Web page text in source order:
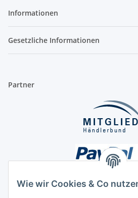
Wie wir Cookies & Co
Informationen
Gesetzliche Informationen
Partner